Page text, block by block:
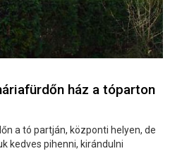
ház a tóparton
a tó partján, központi helyen, de
kedves pihenni, kirándulni